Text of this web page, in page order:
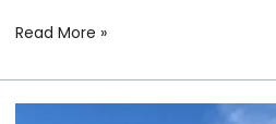
Read More »